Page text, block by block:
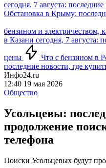
сегодня, 7 августа:
Обстановка в Крыму:
бензином и электричеством,
в Казани сегодня, 7 августа:
цены
Что с бензином в
последние новости, где
Инфо24.ru
12:40 19 мая 2026
Общество
Усольцевы:
продолжение
телефона
Поиски Усольцевых будут